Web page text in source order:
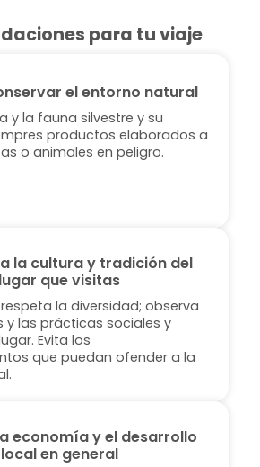
para tu viaje
el entorno natural
y la fauna silvestre y su
productos elaborados a
o animales en peligro.
la cultura y tradición del
lugar que visitas
la diversidad; observa
y las prácticas sociales y
Evita los
que puedan ofender a la
economía y el desarrollo
local en general